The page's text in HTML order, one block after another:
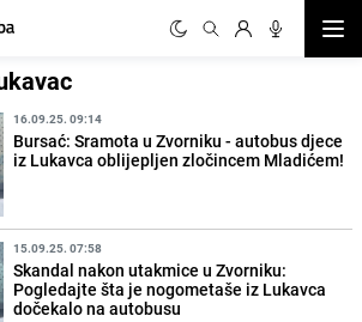
16.09.25. 09:14
Bursać: Sramota u Zvorniku - autobus djece
iz Lukavca oblijepljen zločincem Mladićem!
15.09.25. 07:58
Skandal nakon utakmice u Zvorniku:
Pogledajte šta je nogometaše iz Lukavca
dočekalo na autobusu